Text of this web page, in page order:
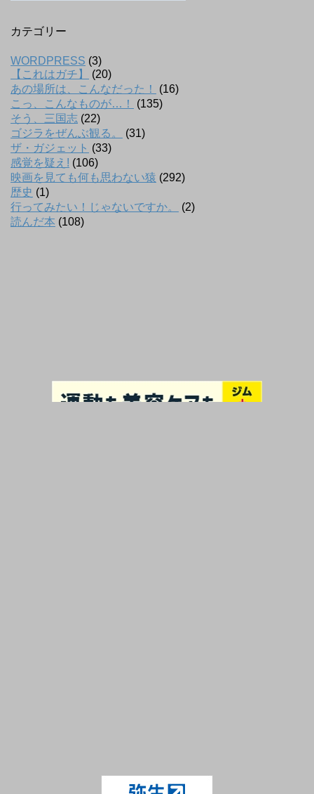
カテゴリー
WORDPRESS (3)
【これはガチ】
(20)
あの場所は、こんなだった！
(16)
こっ、こんなものが…！
(135)
そう、三国志 (22)
ゴジラをぜんぶ観る。
(31)
ザ・ガジェット (33)
感覚を疑え! (106)
映画を見ても何も思わない猿 (292)
歴史 (1)
行ってみたい！じゃないですか。
(2)
読んだ本 (108)